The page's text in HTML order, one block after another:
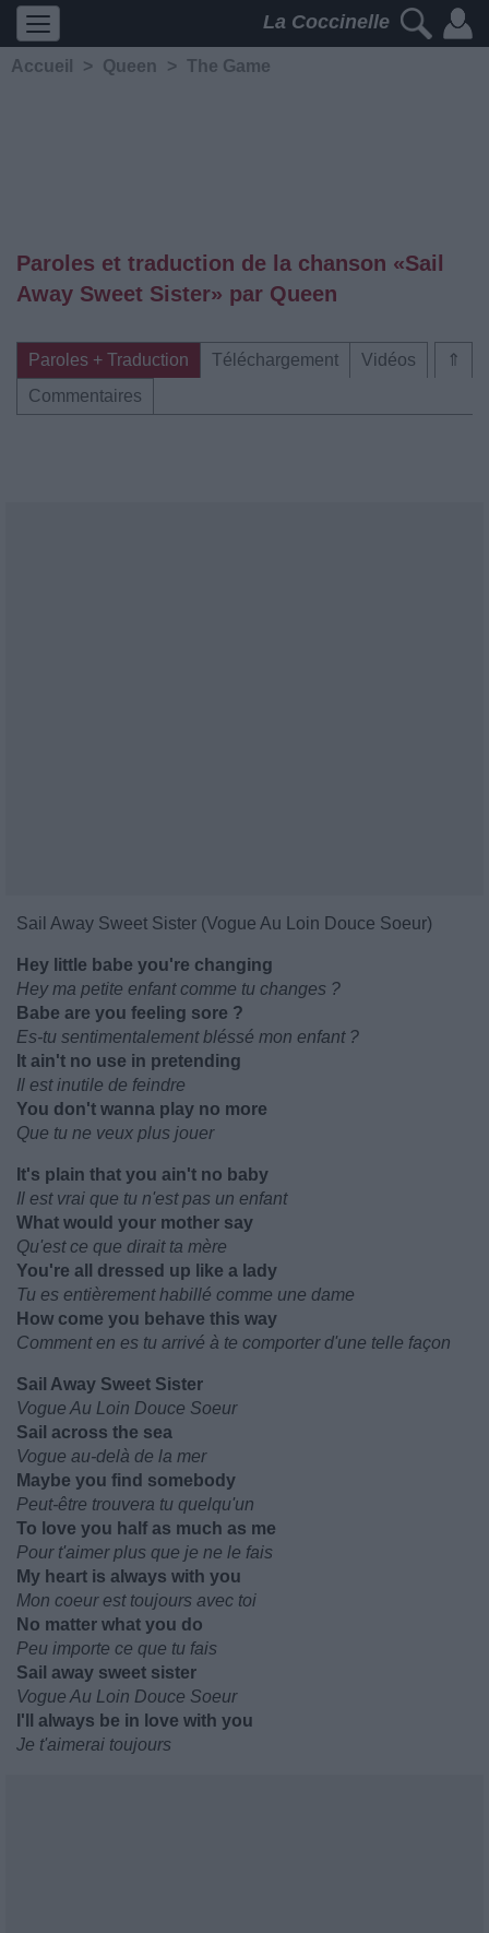
La Coccinelle
Accueil > Queen > The Game
Paroles et traduction de la chanson «Sail
Away Sweet Sister» par Queen
⇑
Paroles + Traduction Téléchargement
Vidéos
Commentaires
Sail Away Sweet Sister (Vogue Au Loin Douce Soeur)
Hey little babe you're changing
Hey ma petite enfant comme tu changes ?
Babe are you feeling sore ?
Es-tu sentimentalement bléssé mon enfant ?
It ain't no use in pretending
Il est inutile de feindre
You don't wanna play no more
Que tu ne veux plus jouer
It's plain that you ain't no baby
Il est vrai que tu n'est pas un enfant
What would your mother say
Qu'est ce que dirait ta mère
You're all dressed up like a lady
Tu es entièrement habillé comme une dame
How come you behave this way
Comment en es tu arrivé à te comporter d'une telle façon
Sail Away Sweet Sister
Vogue Au Loin Douce Soeur
Sail across the sea
Vogue au-delà de la mer
Maybe you find somebody
Peut-être trouvera tu quelqu'un
To love you half as much as me
Pour t'aimer plus que je ne le fais
My heart is always with you
Mon coeur est toujours avec toi
No matter what you do
Peu importe ce que tu fais
Sail away sweet sister
Vogue Au Loin Douce Soeur
I'll always be in love with you
Je t'aimerai toujours